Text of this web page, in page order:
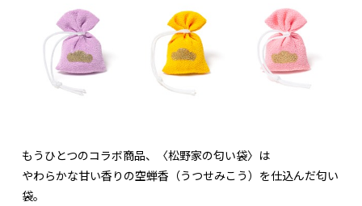
もうひとつのコラボ商品、〈松野家の匂い袋〉は
やわらかな甘い香りの空蝉香（うつせみこう）を仕込んだ匂い
袋。